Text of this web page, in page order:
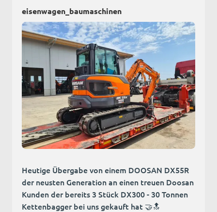
eisenwagen_baumaschinen
Heutige Übergabe von einem DOOSAN DX55R
der neusten Generation an einen treuen Doosan
Kunden der bereits 3 Stück DX300 - 30 Tonnen
Kettenbagger bei uns gekauft hat 🤝🔝